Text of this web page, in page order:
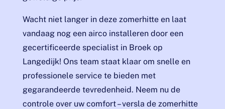
Wacht niet langer in deze zomerhitte en laat
vandaag nog een airco installeren door een
gecertificeerde specialist in Broek op
Langedijk! Ons team staat klaar om snelle en
professionele service te bieden met
gegarandeerde tevredenheid. Neem nu de
controle over uw comfort – versla de zomerhitte